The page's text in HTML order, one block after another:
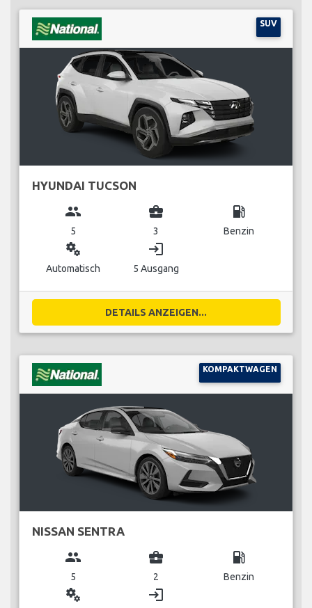
SUV
HYUNDAI TUCSON
group
5
business_center
3
local_gas_station
Benzin
miscellaneous_services
Automatisch
login
5 Ausgang
DETAILS ANZEIGEN...
KOMPAKTWAGEN
NISSAN SENTRA
group
5
business_center
2
local_gas_station
Benzin
miscellaneous_services login